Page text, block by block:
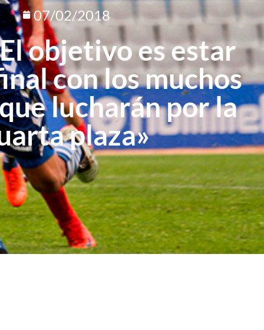
07/02/2018
objetivo es estar
con los muchos
lucharán por la
plaza»